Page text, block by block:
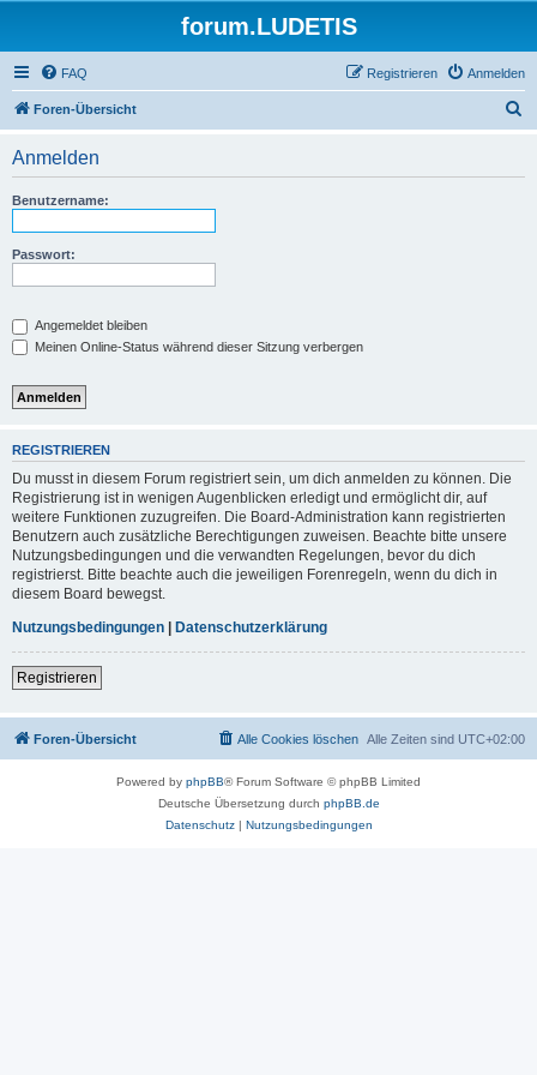
forum.LUDETIS
FAQ Anmelden
Registrieren
Foren-Übersicht
Anmelden
Benutzername:
Passwort:
Angemeldet bleiben
Meinen Online-Status während dieser Sitzung verbergen
REGISTRIEREN
Du musst in diesem Forum registriert sein, um dich anmelden zu können. Die
Registrierung ist in wenigen Augenblicken erledigt und ermöglicht dir, auf
weitere Funktionen zuzugreifen. Die Board-Administration kann registrierten
Benutzern auch zusätzliche Berechtigungen zuweisen. Beachte bitte unsere
Nutzungsbedingungen und die verwandten Regelungen, bevor du dich
registrierst. Bitte beachte auch die jeweiligen Forenregeln, wenn du dich in
diesem Board bewegst.
Nutzungsbedingungen | Datenschutzerklärung
Registrieren
Foren-Übersicht Alle Zeiten sind UTC+02:00
Alle Cookies löschen
Powered by phpBB® Forum Software © phpBB Limited
Deutsche Übersetzung durch phpBB.de
Datenschutz| Nutzungsbedingungen